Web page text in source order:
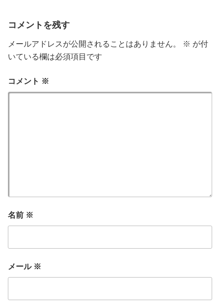
k
コメントを残す
メールアドレスが公開されることはありません。 ※ が付
いている欄は必須項目です
コメント ※
名前 ※
メール ※